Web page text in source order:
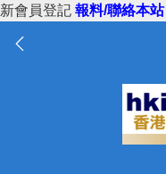
新會員登記 報料/聯絡本站